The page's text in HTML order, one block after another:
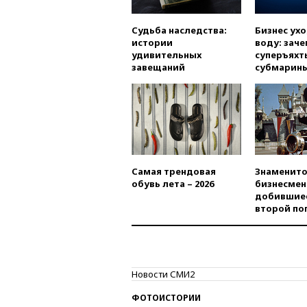
Судьба наследства:
истории
удивительных
завещаний
Бизнес
воду:
Самая трендовая
обувь лета – 2026
второй
Новости СМИ2
ФОТОИСТОРИИ